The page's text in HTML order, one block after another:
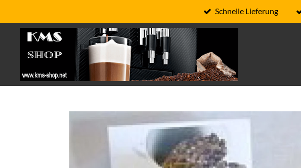
Hauptinhalt
springen
Schnelle Lieferung